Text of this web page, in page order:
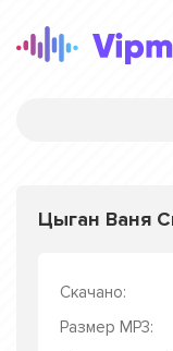
Цыган Ваня
Скачано:
Размер MP3: